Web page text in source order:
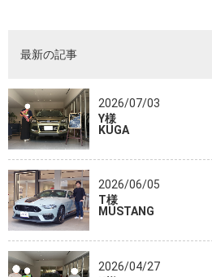
最新の記事
2026/07/03
Y様
KUGA
2026/06/05
T様
MUSTANG
2026/04/27